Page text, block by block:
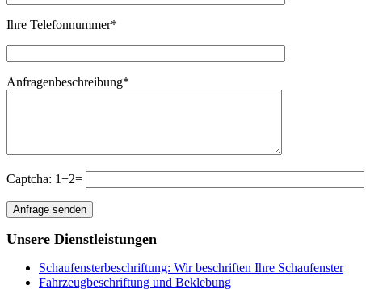
Ihre Telefonnummer*
Anfragenbeschreibung*
Captcha: 1+2=
Unsere Dienstleistungen
Schaufensterbeschriftung: Wir beschriften Ihre Schaufenster
Fahrzeugbeschriftung und Beklebung